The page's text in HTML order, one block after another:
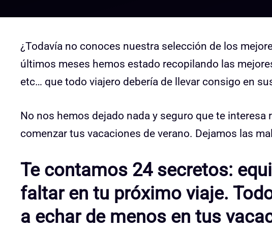
¿Todavía no conoces nuestra selección de los
últimos meses hemos estado recopilando las
etc… que todo viajero debería de llevar consigo en
No nos hemos dejado nada y seguro que te
comenzar tus vacaciones de verano. Dejamos las
Te contamos 24 secretos:
faltar en tu próximo viaje.
a echar de menos en tus